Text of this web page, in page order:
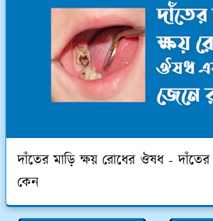
দাঁতের মাড়ি ক্ষয় রোধের ঔষধ - দাঁতের
কেন